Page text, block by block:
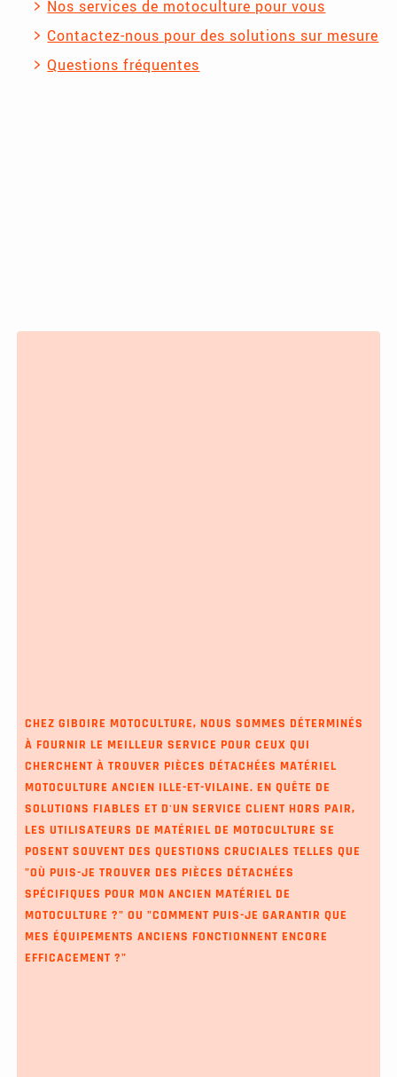
Nos services de motoculture pour vous
Contactez-nous pour des solutions sur mesure
Questions fréquentes
CHEZ GIBOIRE MOTOCULTURE, NOUS SOMMES DÉTERMINÉS
À FOURNIR LE MEILLEUR SERVICE POUR CEUX QUI
CHERCHENT ÀTROUVER PIÈCES DÉTACHÉES MATÉRIEL
MOTOCULTURE ANCIEN ILLE-ET-VILAINE. EN QUÊTE DE
SOLUTIONS FIABLES ET D'UN SERVICE CLIENT HORS PAIR,
LES UTILISATEURS DE MATÉRIEL DE MOTOCULTURE SE
POSENT SOUVENT DES QUESTIONS CRUCIALES TELLES QUE
"OÙ PUIS-JE TROUVER DES PIÈCES DÉTACHÉES
SPÉCIFIQUES POUR MON ANCIEN MATÉRIEL DE
MOTOCULTURE ?" OU "COMMENT PUIS-JE GARANTIR QUE
MES ÉQUIPEMENTS ANCIENS FONCTIONNENT ENCORE
EFFICACEMENT ?"